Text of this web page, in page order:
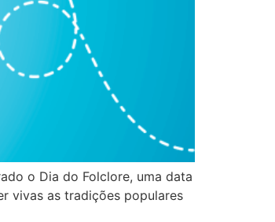
o Dia do Folclore, uma data
vivas as tradições populares